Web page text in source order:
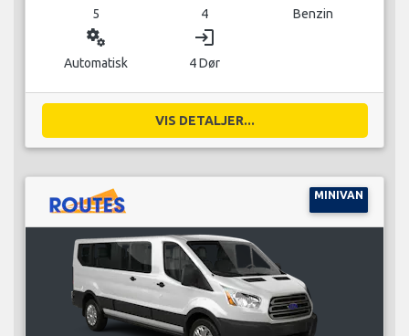
5 4 Benzin
miscellaneous_services
Automatisk
login
4 Dør
VIS DETALJER...
MINIVAN